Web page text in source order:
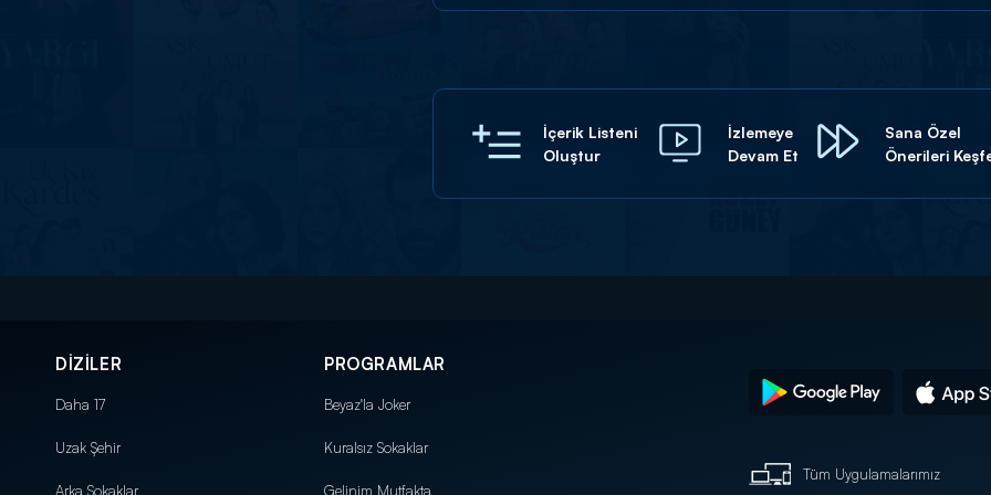
İçerik Listeni
Oluştur
İzlemeye
Devam Et
Sana Özel
Önerileri
DİZİLER
Daha 17
Uzak Şehir
Arka Sokaklar
PROGRAMLAR
Beyaz'la Joker
Kuralsız Sokaklar
Gelinim Mutfakta
Tüm Uygulamalarımız